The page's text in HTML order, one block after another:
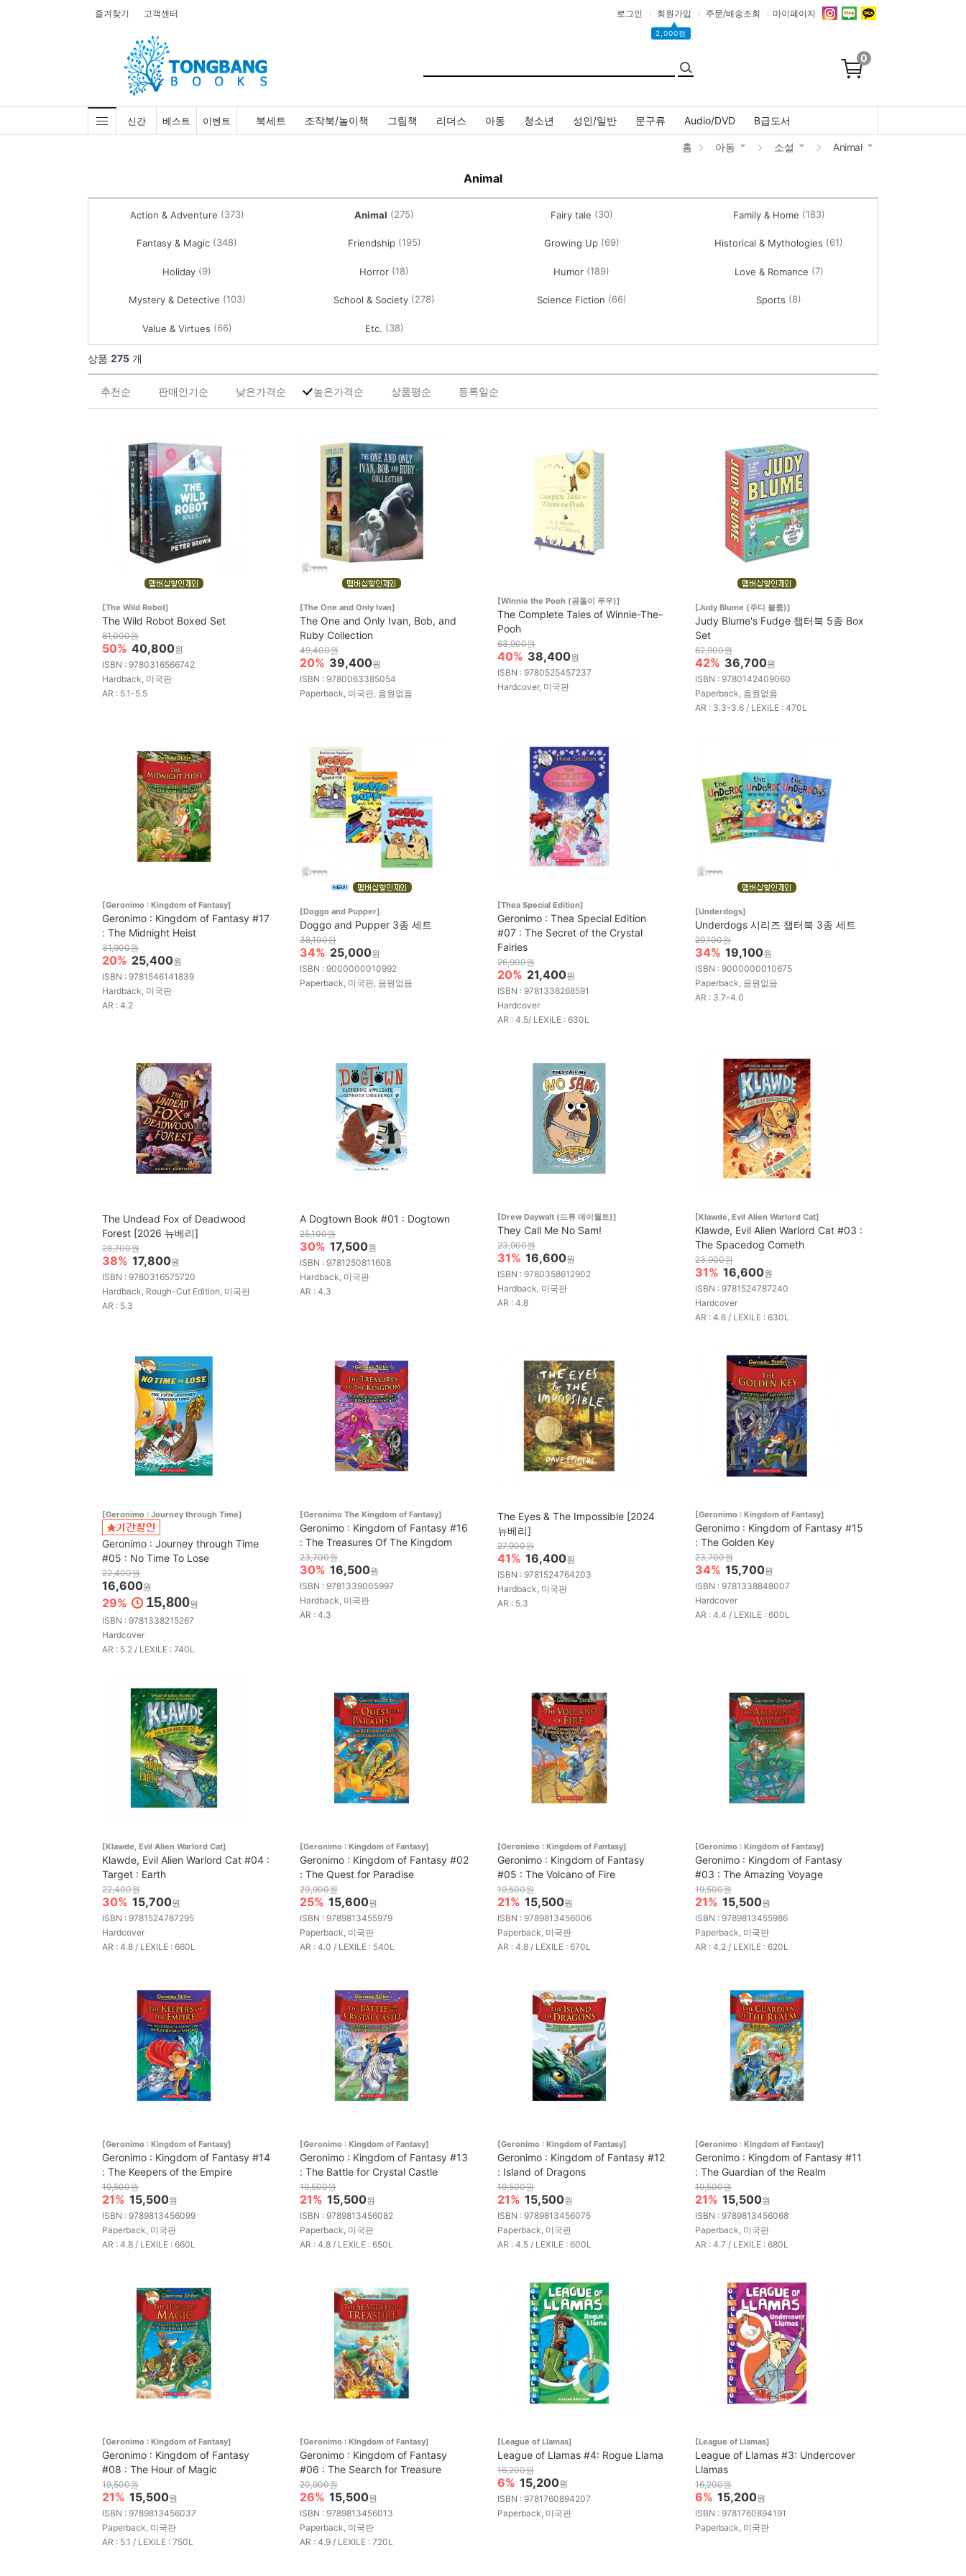
즐겨찾기 고객센터 로그인 회원가입
▲
2,000점
주문/배송조회 마이페이지
0
신간 베스트 이벤트 북세트 조작북/놀이책 그림책 리더스 아동 청소년 성인/일반 문구류 Audio/DVD B급도서
홈 아동 소설 Animal
Animal
Action & Adventure (373) Animal (275) Fairy tale (30) Family & Home (183)
Fantasy & Magic (348) Friendship (195) Growing Up (69) Historical & Mythologies (61)
Holiday (9) Horror (18) Humor (189) Love & Romance (7)
Mystery & Detective (103) School & Society (278) Science Fiction (66) Sports (8)
Value & Virtues (66) Etc. (38)
상품 275 개
추천순 판매인기순 낮은가격순 높은가격순 상품평순 등록일순
[The Wild Robot]
The Wild Robot Boxed Set
81,000원
50% 40,800원
ISBN : 9780316566742
Hardback, 미국판
AR : 5.1-5.5
[The One and Only Ivan]
The One and Only Ivan, Bob, and
Ruby Collection
49,400원
20% 39,400원
ISBN : 9780063385054
Paperback, 미국판, 음원없음
[Winnie the Pooh (곰돌이 푸우)]
The Complete Tales of Winnie-The-
Pooh
63,900원
40% 38,400원
ISBN : 9780525457237
Hardcover, 미국판
[Judy Blume (주디 블룸)]
Judy Blume's Fudge 챕터북 5종 Box
Set
62,900원
42% 36,700원
ISBN : 9780142409060
Paperback, 음원없음
AR : 3.3-3.6 / LEXILE : 470L
[Geronimo : Kingdom of Fantasy]
Geronimo : Kingdom of Fantasy #17
: The Midnight Heist
31,900원
20% 25,400원
ISBN : 9781546141839
Hardback, 미국판
AR : 4.2
[Doggo and Pupper]
Doggo and Pupper 3종 세트
38,100원
34% 25,000원
ISBN : 9000000010992
Paperback, 미국판, 음원없음
[Thea Special Edition]
Geronimo : Thea Special Edition
#07 : The Secret of the Crystal
Fairies
26,900원
20% 21,400원
ISBN : 9781338268591
Hardcover
AR : 4.5/ LEXILE : 630L
[Underdogs]
Underdogs 시리즈 챕터북 3종 세트
29,100원
34% 19,100원
ISBN : 9000000010675
Paperback, 음원없음
AR : 3.7-4.0
The Undead Fox of Deadwood
Forest [2026 뉴베리]
28,700원
38% 17,800원
ISBN : 9780316575720
Hardback, Rough-Cut Edition, 미국판
AR : 5.3
A Dogtown Book #01 : Dogtown
25,100원
30% 17,500원
ISBN : 9781250811608
Hardback, 미국판
AR : 4.3
[Drew Daywalt (드류 데이월트)]
They Call Me No Sam!
23,900원
31% 16,600원
ISBN : 9780358612902
Hardback, 미국판
AR : 4.8
[Klawde, Evil Alien Warlord Cat]
Klawde, Evil Alien Warlord Cat #03 :
The Spacedog Cometh
23,900원
31% 16,600원
ISBN : 9781524787240
Hardcover
AR : 4.6 / LEXILE : 630L
[Geronimo : Journey through Time]
Geronimo : Journey through Time
#05 : No Time To Lose
22,400원
16,600원
29% 15,800원
ISBN : 9781338215267
Hardcover
AR : 5.2 / LEXILE : 740L
[Geronimo The Kingdom of Fantasy]
Geronimo : Kingdom of Fantasy #16
: The Treasures Of The Kingdom
23,700원
30% 16,500원
ISBN : 9781339005997
Hardback, 미국판
AR : 4.3
The Eyes & The Impossible [2024
뉴베리]
27,900원
41% 16,400원
ISBN : 9781524764203
Hardback, 미국판
AR : 5.3
[Geronimo : Kingdom of Fantasy]
Geronimo : Kingdom of Fantasy #15
: The Golden Key
23,700원
34% 15,700원
ISBN : 9781338848007
Hardcover
AR : 4.4 / LEXILE : 600L
[Klawde, Evil Alien Warlord Cat]
Klawde, Evil Alien Warlord Cat #04 :
Target : Earth
22,400원
30% 15,700원
ISBN : 9781524787295
Hardcover
AR : 4.8 / LEXILE : 660L
[Geronimo : Kingdom of Fantasy]
Geronimo : Kingdom of Fantasy #02
: The Quest for Paradise
20,900원
25% 15,600원
ISBN : 9789813455979
Paperback, 미국판
AR : 4.0 / LEXILE : 540L
[Geronimo : Kingdom of Fantasy]
Geronimo : Kingdom of Fantasy
#05 : The Volcano of Fire
19,500원
21% 15,500원
ISBN : 9789813456006
Paperback, 미국판
AR : 4.8 / LEXILE : 670L
[Geronimo : Kingdom of Fantasy]
Geronimo : Kingdom of Fantasy
#03 : The Amazing Voyage
19,500원
21% 15,500원
ISBN : 9789813455986
Paperback, 미국판
AR : 4.2 / LEXILE : 620L
[Geronimo : Kingdom of Fantasy]
Geronimo : Kingdom of Fantasy #14
: The Keepers of the Empire
19,500원
21% 15,500원
ISBN : 9789813456099
Paperback, 미국판
AR : 4.8 / LEXILE : 660L
[Geronimo : Kingdom of Fantasy]
Geronimo : Kingdom of Fantasy #13
: The Battle for Crystal Castle
19,500원
21% 15,500원
ISBN : 9789813456082
Paperback, 미국판
AR : 4.8 / LEXILE : 650L
[Geronimo : Kingdom of Fantasy]
Geronimo : Kingdom of Fantasy #12
: Island of Dragons
19,500원
21% 15,500원
ISBN : 9789813456075
Paperback, 미국판
AR : 4.5 / LEXILE : 600L
[Geronimo : Kingdom of Fantasy]
Geronimo : Kingdom of Fantasy #11
: The Guardian of the Realm
19,500원
21% 15,500원
ISBN : 9789813456068
Paperback, 미국판
AR : 4.7 / LEXILE : 680L
[Geronimo : Kingdom of Fantasy]
Geronimo : Kingdom of Fantasy
#08 : The Hour of Magic
19,500원
21% 15,500원
ISBN : 9789813456037
Paperback, 미국판
AR : 5.1 / LEXILE : 750L
[Geronimo : Kingdom of Fantasy]
Geronimo : Kingdom of Fantasy
#06 : The Search for Treasure
20,900원
26% 15,500원
ISBN : 9789813456013
Paperback, 미국판
AR : 4.9 / LEXILE : 720L
[League of Llamas]
League of Llamas #4: Rogue Llama
16,200원
6% 15,200원
ISBN : 9781760894207
Paperback, 미국판
[League of Llamas]
League of Llamas #3: Undercover
Llamas
16,200원
6% 15,200원
ISBN : 9781760894191
Paperback, 미국판